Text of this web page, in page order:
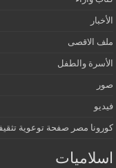
الأخبار
ملف الاقصى
الأسرة والطفل
صور
فيديو
كورونا مصر صفحة توعوية
اسلاميات